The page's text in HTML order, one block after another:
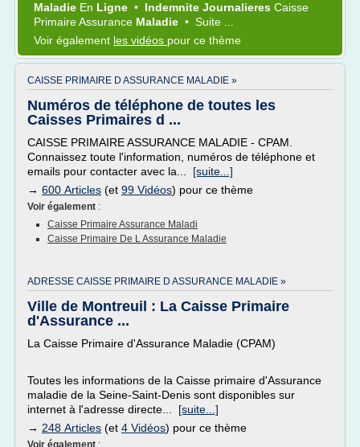
Maladie En Ligne • Indemnite Journalieres Caisse
Primaire Assurance Maladie • Suite ...
Voir également les vidéos pour ce thème
CAISSE PRIMAIRE D ASSURANCE MALADIE »
Numéros de téléphone de toutes les
Caisses Primaires d ...
CAISSE PRIMAIRE ASSURANCE MALADIE - CPAM.
Connaissez toute l'information, numéros de téléphone et
emails pour contacter avec la... [suite...]
→ 600 Articles (et 99 Vidéos) pour ce thème
Voir également :
Caisse Primaire Assurance Maladi
Caisse Primaire De L Assurance Maladie
ADRESSE CAISSE PRIMAIRE D ASSURANCE MALADIE »
Ville de Montreuil : La Caisse Primaire
d'Assurance ...
La Caisse Primaire d'Assurance Maladie (CPAM)
Toutes les informations de la Caisse primaire d'Assurance
maladie de la Seine-Saint-Denis sont disponibles sur
internet à l'adresse directe... [suite...]
→ 248 Articles (et 4 Vidéos) pour ce thème
Voir également :